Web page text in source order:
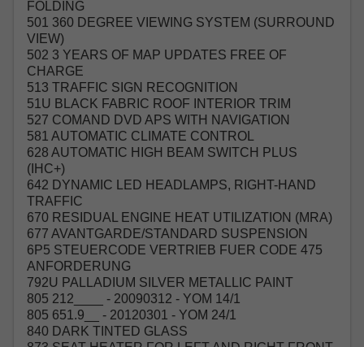
FOLDING
501 360 DEGREE VIEWING SYSTEM (SURROUND
VIEW)
502 3 YEARS OF MAP UPDATES FREE OF
CHARGE
513 TRAFFIC SIGN RECOGNITION
51U BLACK FABRIC ROOF INTERIOR TRIM
527 COMAND DVD APS WITH NAVIGATION
581 AUTOMATIC CLIMATE CONTROL
628 AUTOMATIC HIGH BEAM SWITCH PLUS
(IHC+)
642 DYNAMIC LED HEADLAMPS, RIGHT-HAND
TRAFFIC
670 RESIDUAL ENGINE HEAT UTILIZATION (MRA)
677 AVANTGARDE/STANDARD SUSPENSION
6P5 STEUERCODE VERTRIEB FUER CODE 475
ANFORDERUNG
792U PALLADIUM SILVER METALLIC PAINT
805 212____ - 20090312 - YOM 14/1
805 651.9__ - 20120301 - YOM 24/1
840 DARK TINTED GLASS